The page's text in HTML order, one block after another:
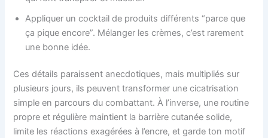
Appliquer un cocktail de produits différents “parce que
ça pique encore”. Mélanger les crèmes, c’est rarement
une bonne idée.
Ces détails paraissent anecdotiques, mais multipliés sur
plusieurs jours, ils peuvent transformer une cicatrisation
simple en parcours du combattant. À l’inverse, une routine
propre et régulière maintient la barrière cutanée solide,
limite les réactions exagérées à l’encre, et garde ton motif